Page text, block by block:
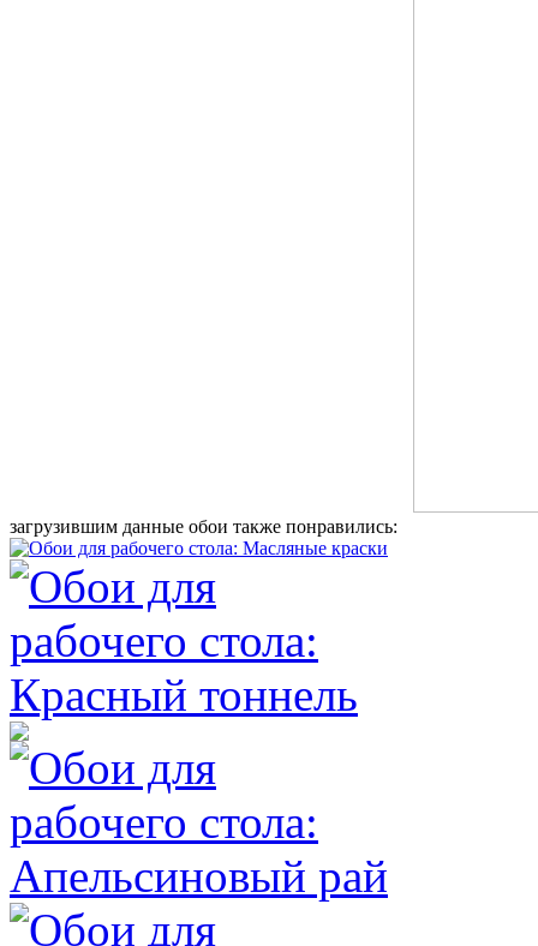
загрузившим данные обои также понравились: